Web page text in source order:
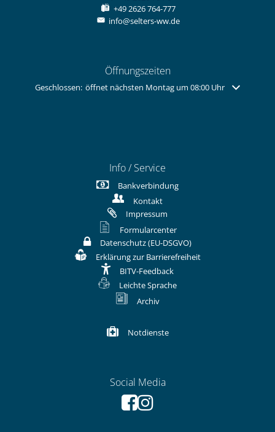
+49 2626 764-777
info@selters-ww.de
Öffnungszeiten
Klicken, um weitere Öffnungs- oder Schließzeiten auszublenden
Geschlossen: öffnet nächsten Montag um 08:00 Uhr
Info / Service
Bankverbindung
Kontakt
Impressum
Formularcenter
Datenschutz (EU-DSGVO)
Erklärung zur Barrierefreiheit
BITV-Feedback
Leichte Sprache
Archiv
Notdienste
Social Media